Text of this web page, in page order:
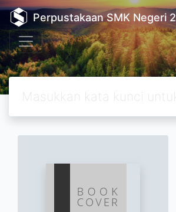
Perpustakaan SMK Negeri